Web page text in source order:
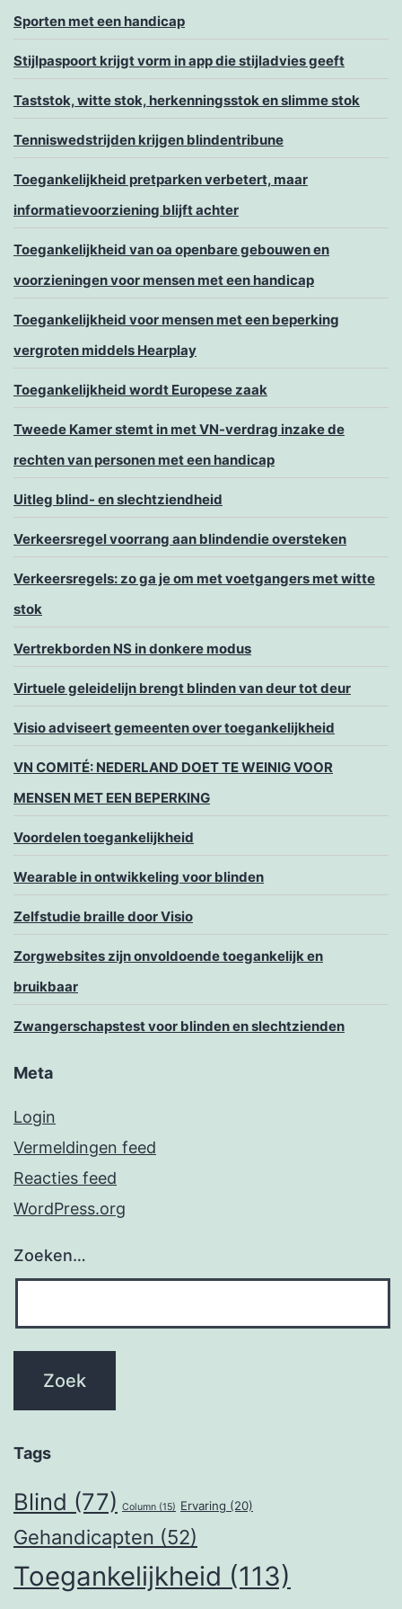
Sporten met een handicap
Stijlpaspoort krijgt vorm in app die stijladvies geeft
Taststok, witte stok, herkenningsstok en slimme stok
Tenniswedstrijden krijgen blindentribune
Toegankelijkheid pretparken verbetert, maar
informatievoorziening blijft achter
Toegankelijkheid van oa openbare gebouwen en
voorzieningen voor mensen met een handicap
Toegankelijkheid voor mensen met een beperking
vergroten middels Hearplay
Toegankelijkheid wordt Europese zaak
Tweede Kamer stemt in met VN-verdrag inzake de
rechten van personen met een handicap
Uitleg blind- en slechtziendheid
Verkeersregel voorrang aan blindendie oversteken
Verkeersregels: zo ga je om met voetgangers met witte
stok
Vertrekborden NS in donkere modus
Virtuele geleidelijn brengt blinden van deur tot deur
Visio adviseert gemeenten over toegankelijkheid
VN COMITÉ: NEDERLAND DOET TE WEINIG VOOR
MENSEN MET EEN BEPERKING
Voordelen toegankelijkheid
Wearable in ontwikkeling voor blinden
Zelfstudie braille door Visio
Zorgwebsites zijn onvoldoende toegankelijk en
bruikbaar
Zwangerschapstest voor blinden en slechtzienden
Meta
Login
Vermeldingen feed
Reacties feed
WordPress.org
Zoeken…
Tags
Blind (77) Column (15) Ervaring (20)
Gehandicapten (52)
Toegankelijkheid (113)